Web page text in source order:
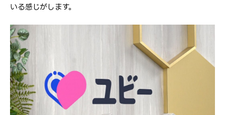
いる感じがします。